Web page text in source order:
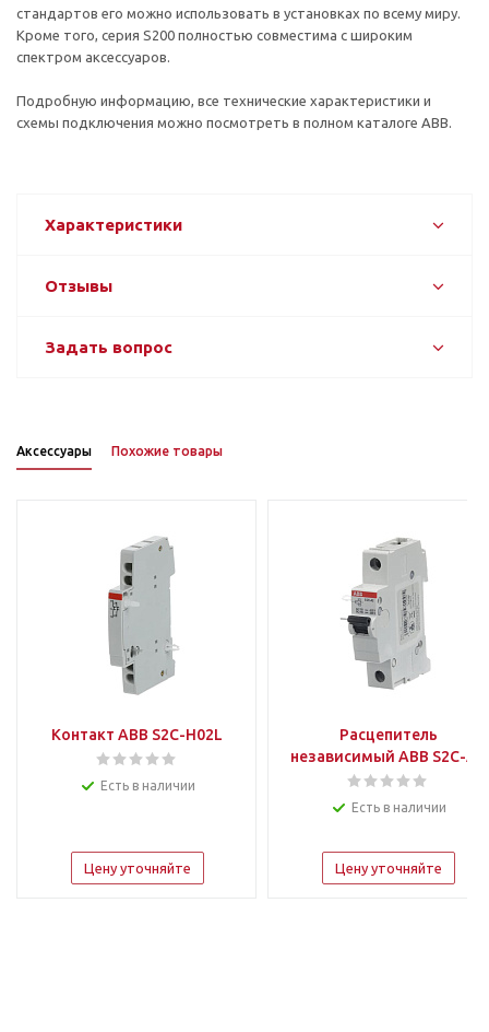
стандартов его можно использовать в установках по всему миру.
Кроме того, серия S200 полностью совместима с широким
спектром аксессуаров.
Подробную информацию, все технические характеристики и
схемы подключения можно посмотреть в полном каталоге ABB.
Характеристики
Отзывы
Задать вопрос
Аксессуары Похожие товары
Контакт ABB S2C-H02L
Есть в наличии
Цену уточняйте
Расцепитель
независимый ABB S2C-A2
Есть в наличии
Цену уточняйте